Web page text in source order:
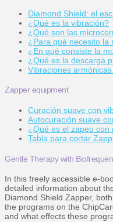
Diamond Shield: el
¿Qué es la vibración?
¿Qué son las
¿Para qué necesito la
¿En qué consiste la
¿Qué es la descarga
Vibraciones
Zapper equipment
Curación suave con
Autocuración suave
¿Qué es el zapeo con
Tabla para cortar
Gentle Therapy with
In this freely accessible e-
detailed information about
Diamond Shield Zapper,
the programs on the
and what effects these